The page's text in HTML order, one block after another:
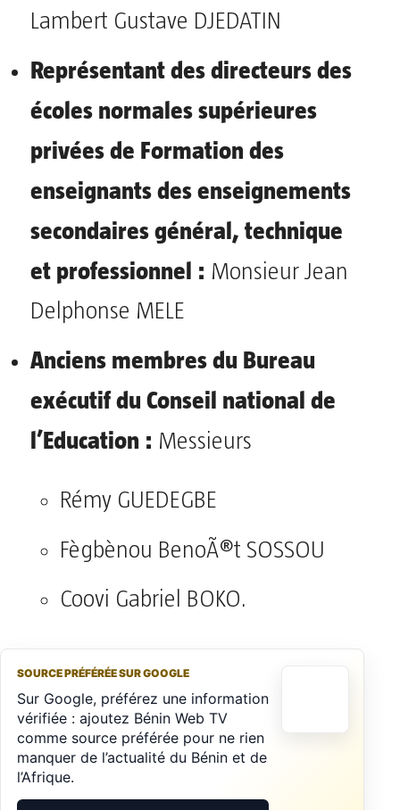
Lambert Gustave DJEDATIN
Représentant des directeurs des
écoles normales supérieures
privées de Formation des
enseignants des enseignements
secondaires général, technique
et professionnel : Monsieur Jean
Delphonse MELE
Anciens membres du Bureau
exécutif du Conseil national de
l’Education : Messieurs
Rémy GUEDEGBE
Fègbènou BenoÃ®t SOSSOU
Coovi Gabriel BOKO.
SOURCE PRÉFÉRÉE SUR GOOGLE
Sur Google, préférez une information
vérifiée : ajoutez Bénin Web TV
comme source préférée pour ne rien
manquer de l’actualité du Bénin et de
l’Afrique.